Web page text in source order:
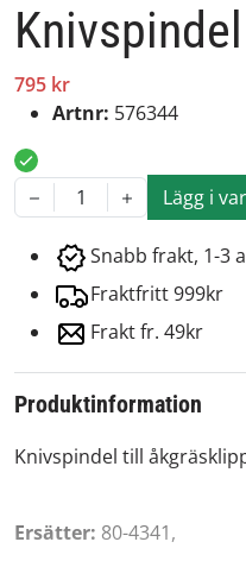
795 kr
Artnr: 576344
1 Lägg i
Snabb frakt, 1-3
Fraktfritt 999kr
Frakt fr. 49kr
Produktinformation
Knivspindel till
Ersätter: 80-4341,